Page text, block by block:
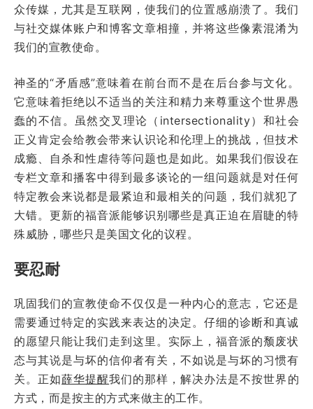
众传媒，尤其是互联网，使我们的位置感崩溃了。我们
与社交媒体账户和博客文章相撞，并将这些像素混淆为
我们的宣教使命。
神圣的“矛盾感”意味着在前台而不是在后台参与文化。
它意味着拒绝以不适当的关注和精力来尊重这个世界愚
蠢的不信。虽然交叉理论（intersectionality）和社会
正义肯定会给教会带来认识论和伦理上的挑战，但技术
成瘾、自杀和性虐待等问题也是如此。如果我们假设在
专栏文章和播客中得到最多谈论的一组问题就是对任何
特定教会来说都是最紧迫和最相关的问题，我们就犯了
大错。更新的福音派能够识别哪些是真正迫在眉睫的特
殊威胁，哪些只是美国文化的议程。
要忍耐
巩固我们的宣教使命不仅仅是一种内心的意志，它还是
需要通过特定的实践来表达的决定。仔细的诊断和真诚
的愿望只能让我们走到这里。实际上，福音派的颓废状
态与其说是与坏的信仰者有关，不如说是与坏的习惯有
关。正如薛华提醒我们的那样，解决办法是不按世界的
方式，而是按主的方式来做主的工作。